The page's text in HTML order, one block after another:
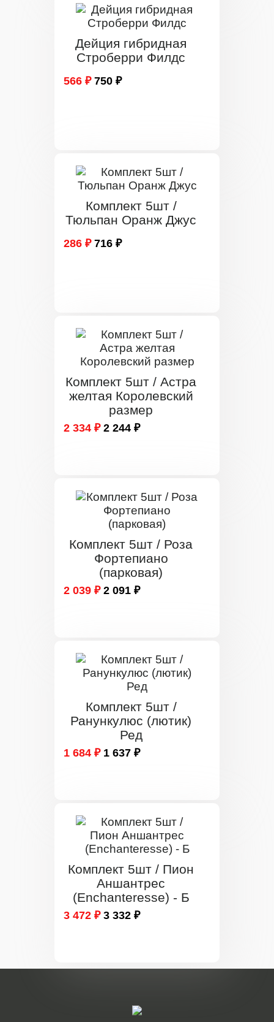
Дейция гибридная
Строберри Филдс
566 ₽ 750 ₽
Комплект 5шт /
Тюльпан Оранж Джус
286 ₽ 716 ₽
Комплект 5шт / Астра
желтая Королевский
размер
2 334 ₽ 2 244 ₽
Комплект 5шт / Роза
Фортепиано
(парковая)
2 039 ₽ 2 091 ₽
Комплект 5шт /
Ранункулюс (лютик)
Ред
1 684 ₽ 1 637 ₽
Комплект 5шт / Пион
Аншантрес
(Enchanteresse) - Б
3 472 ₽ 3 332 ₽